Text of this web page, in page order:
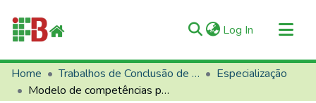
Log In (current)
Communities & Collections
All of RIIFB
Home Trabalhos de Conclusão de Curso (TCCs)
Especialização
Modelo de competências para formação de tutores no contexto da inclusão de estudantes com surdez em ambientes virtuais de aprendizagem